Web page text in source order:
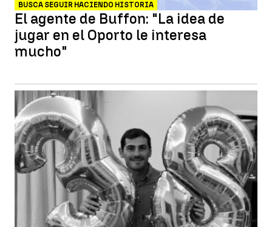
BUSCA SEGUIR HACIENDO HISTORIA
El agente de Buffon: "La idea de
jugar en el Oporto le interesa
mucho"